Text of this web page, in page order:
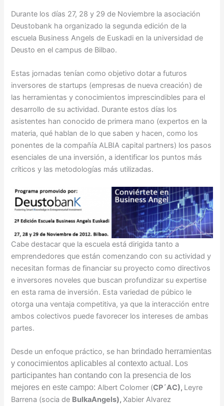
Durante los días 27, 28 y 29 de Noviembre la asociación
Deustobank ha organizado la segunda edición de la
escuela Business Angels de Euskadi en la universidad de
Deusto en el campus de Bilbao.
Estas jornadas tenían como objetivo dotar a futuros
inversores de startups (empresas de nueva creación) de
las herramientas y conocimientos imprescindibles para el
desarrollo de su actividad. Durante estos días los
asistentes han conocido de primera mano (expertos en la
materia, qué hablan de lo que saben y hacen, como los
ponentes de la compañía ALBIA capital partners) los pasos
esenciales de una inversión, a identificar los puntos más
críticos y las metodologías más utilizadas.
Cabe destacar que la escuela está dirigida tanto a
emprendedores que están comenzando con su actividad y
necesitan formas de financiar su proyecto como directivos
e inversores noveles que buscan profundizar su expertise
en esta rama de inversión. Esta variedad de púbico le
otorga una ventaja competitiva, ya que la interacción entre
ambos colectivos puede favorecer los intereses de ambas
partes.
Desde un enfoque práctico, se han brindado herramientas
y conocimientos aplicables al contexto actual. Los
participantes han contando con la presencia de los
mejores en este campo: Albert Colomer (CP´AC), Leyre
Barrena (socia de BulkaAngels),Xabier Alvarez